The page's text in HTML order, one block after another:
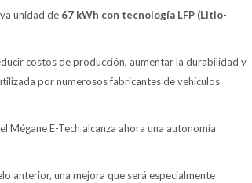
unidad de 67 kWh con tecnología LFP (Litio-
costos de producción, aumentar la durabilidad y
por numerosos fabricantes de vehículos
Mégane E-Tech alcanza ahora una autonomía
anterior, una mejora que será especialmente